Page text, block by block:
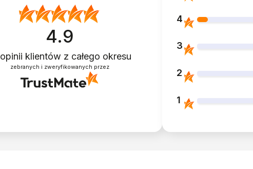
4.9
opinii klientów z całego okresu
zebranych i zweryfikowanych przez
4
3
2
1